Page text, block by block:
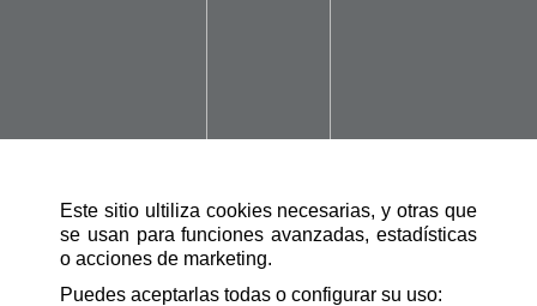
Este sitio ultiliza cookies necesarias, y otras que
se usan para funciones avanzadas, estadísticas
o acciones de marketing.
Puedes aceptarlas todas o configurar su uso: